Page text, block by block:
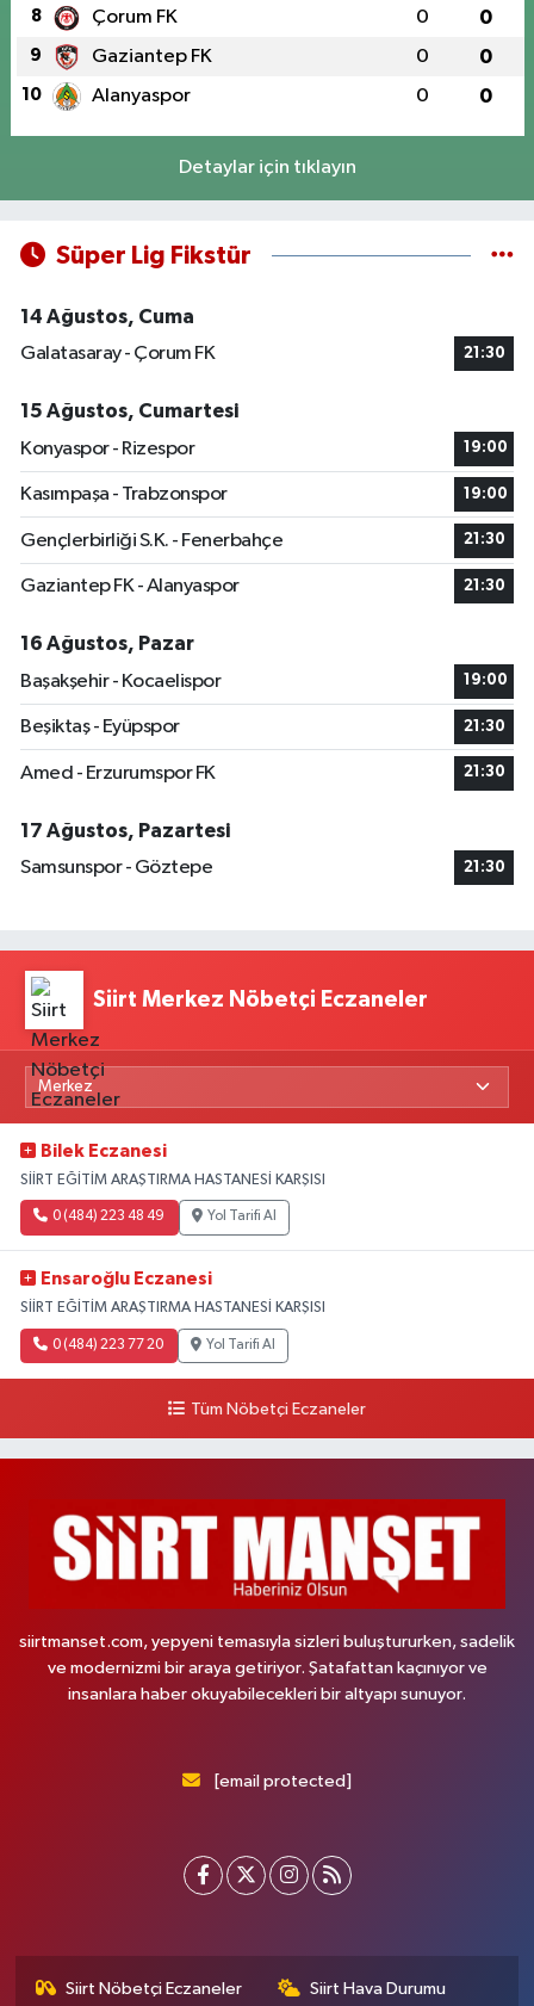
8 Çorum FK 0 0
9 Gaziantep FK 0 0
10 Alanyaspor 0 0
Detaylar için tıklayın
Süper Lig Fikstür
14 Ağustos, Cuma
Galatasaray - Çorum FK
21:30
15 Ağustos, Cumartesi
Konyaspor - Rizespor
19:00
Kasımpaşa - Trabzonspor 19:00
Gençlerbirliği S.K. - Fenerbahçe 21:30
Gaziantep FK - Alanyaspor 21:30
16 Ağustos, Pazar
Başakşehir - Kocaelispor
19:00
Beşiktaş - Eyüpspor 21:30
Amed - Erzurumspor FK 21:30
17 Ağustos, Pazartesi
Samsunspor - Göztepe
21:30
Siirt Merkez Nöbetçi Eczaneler
Bilek Eczanesi
SİİRT EĞİTİM ARAŞTIRMA HASTANESİ KARŞISI
0 (484) 223 48 49 Yol Tarifi Al
Ensaroğlu Eczanesi
SİİRT EĞİTİM ARAŞTIRMA HASTANESİ KARŞISI
0 (484) 223 77 20 Yol Tarifi Al
Tüm Nöbetçi Eczaneler
siirtmanset.com, yepyeni temasıyla sizleri buluştururken, sadelik
ve modernizmi bir araya getiriyor. Şatafattan kaçınıyor ve
insanlara haber okuyabilecekleri bir altyapı sunuyor.
[email protected]
Siirt Nöbetçi Eczaneler Siirt Hava Durumu